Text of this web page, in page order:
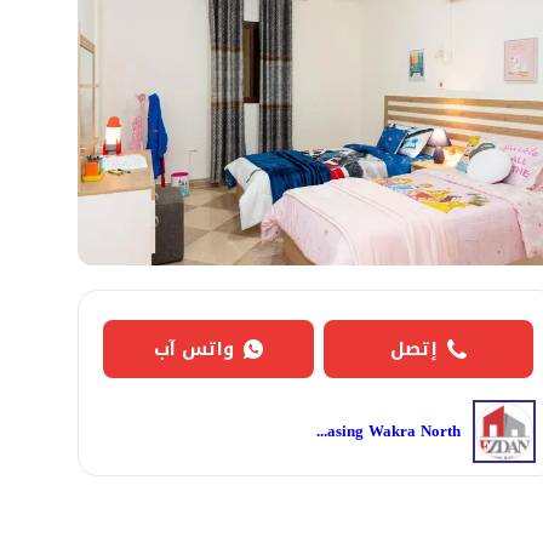
إتصل واتس آب
Ezdan Leasing Wakra North